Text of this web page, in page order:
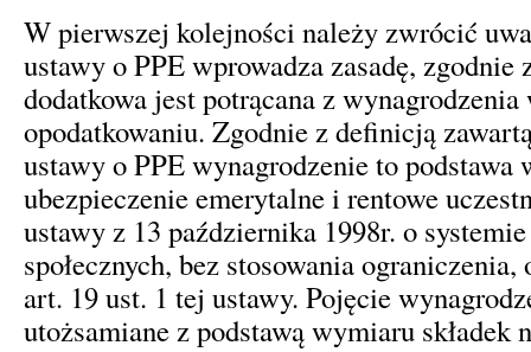
W pierwszej kolejności należy zwrócić
ustawy o PPE wprowadza zasadę, zgodnie
dodatkowa jest potrącana z wynagrodzenia
opodatkowaniu. Zgodnie z definicją
ustawy o PPE wynagrodzenie to podstawa
ubezpieczenie emerytalne i rentowe
ustawy z 13 października 1998r. o
społecznych, bez stosowania
art. 19 ust. 1 tej ustawy. Pojęcie
utożsamiane z podstawą wymiaru składek